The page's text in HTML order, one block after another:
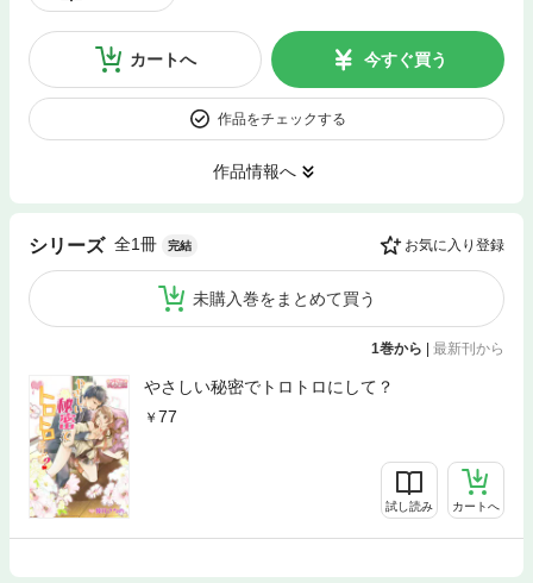
カートへ 今すぐ買う
作品をチェックする
作品情報へ
シリーズ 全1冊 完結 お気に入り登録
未購入巻をまとめて買う
1巻から | 最新刊から
やさしい秘密でトロトロにして？
77
試し読み カートへ